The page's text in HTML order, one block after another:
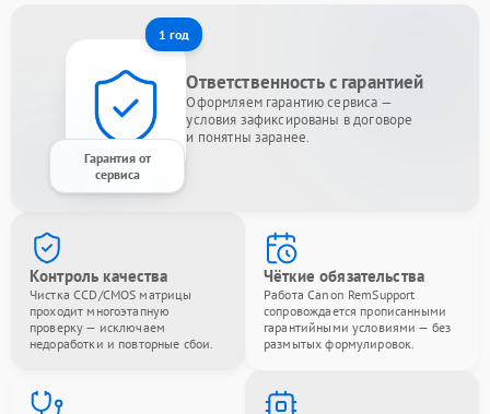
1 год
Гарантия от
сервиса
Ответственность с гарантией
Оформляем гарантию сервиса —
условия зафиксированы в договоре
и понятны заранее.
Контроль качества
Чистка CCD/CMOS матрицы
проходит многоэтапную
проверку — исключаем
недоработки и повторные сбои.
Чёткие обязательства
Работа Canon RemSupport
сопровождается прописанными
гарантийными условиями — без
размытых формулировок.